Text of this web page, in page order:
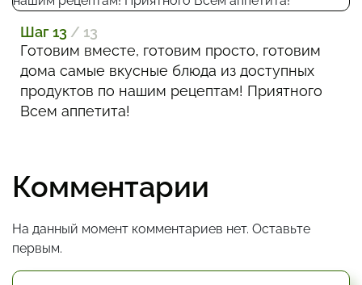
Шаг 13 / 13
Готовим вместе, готовим просто, готовим
дома самые вкусные блюда из доступных
продуктов по нашим рецептам! Приятного
Всем аппетита!
Комментарии
На данный момент комментариев нет. Оставьте
первым.